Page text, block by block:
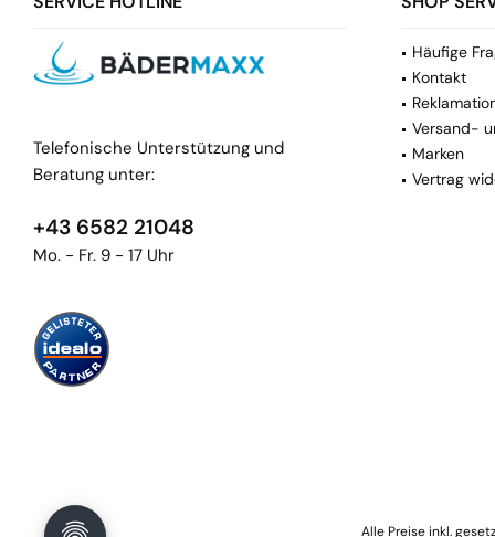
Telefonische Unterstützung und
Beratung unter:
+43 6582 21048
Mo. - Fr. 9 - 17 Uhr
Häufige
Kontakt
Versand-
Marken
Vertrag
Alle Preise inkl.